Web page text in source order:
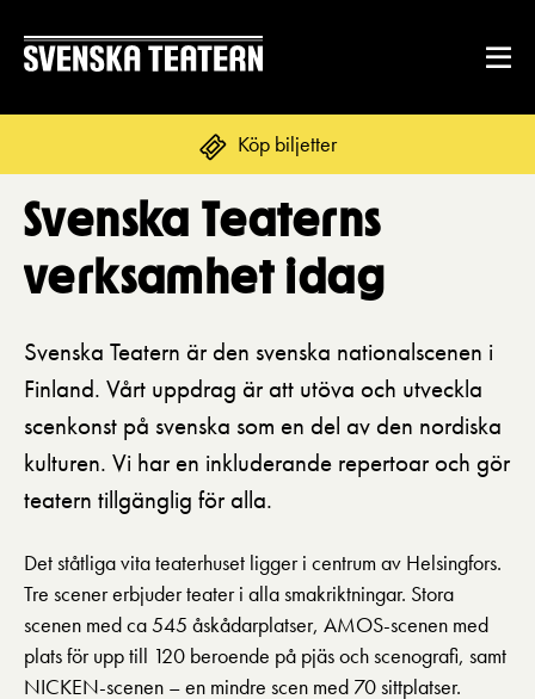
Köp biljetter
Suomi Svenska English
REPERTOAR & BILJETTER
Repertoar
Kalender
Kundtjänst
Biljetter
Unga
Presentkort
DITT BESÖK
Mat & dryck
Publikarbete
Tillgänglighet
Frågor & svar
Platskarta
GRUPPER & FÖRETAG
Grupper & teaterombud
Pedagognätverk & skolgrupper
Företag
Guidning
Aktuellt
Teaterns verksamhet
Ensemble
LOGGA IN
Svenska Teaterns
verksamhet idag
Svenska Teatern är den svenska nationalscenen i
Finland. Vårt uppdrag är att utöva och utveckla
scenkonst på svenska som en del av den nordiska
kulturen. Vi har en inkluderande repertoar och gör
teatern tillgänglig för alla.
Det ståtliga vita teaterhuset ligger i centrum av Helsingfors.
Tre scener erbjuder teater i alla smakriktningar. Stora
scenen med ca 545 åskådarplatser, AMOS-scenen med
plats för upp till 120 beroende på pjäs och scenografi, samt
NICKEN-scenen – en mindre scen med 70 sittplatser.